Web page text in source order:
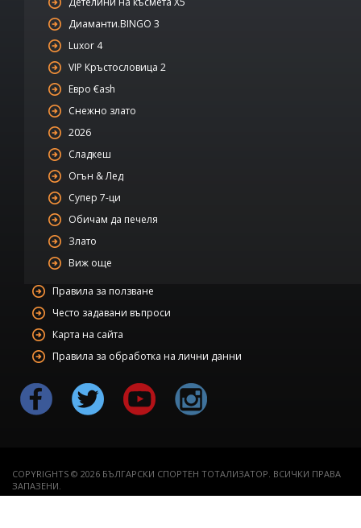
Диаманти.BINGO 3
Luxor 4
VIP Кръстословица 2
Евро €ash
Снежно злато
2026
Сладкеш
Огън & Лед
Супер 7-ци
Обичам да печеля
Злато
Виж още
Правила за ползване
Често задавани въпроси
Карта на сайта
Правила за обработка на лични данни
COPYRIGHTS © 2026 БЪЛГАРСКИ СПОРТЕН ТОТАЛИЗАТОР. ВСИЧКИ ПРАВА
ЗАПАЗЕНИ.